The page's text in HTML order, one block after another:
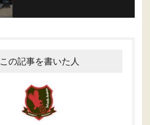
この記事を書いた人